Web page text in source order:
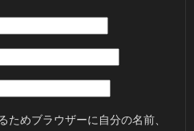
ためブラウザーに自分の名前、